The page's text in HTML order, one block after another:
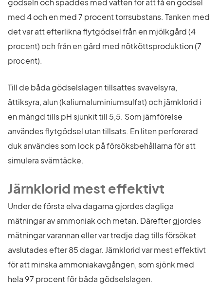
gödseln och späddes med vatten för att få en gödsel
med 4 och en med 7 procent torrsubstans. Tanken med
det var att efterlikna flytgödsel från en mjölkgård (4
procent) och från en gård med nötköttsproduktion (7
procent).
Till de båda gödselslagen tillsattes svavelsyra,
ättiksyra, alun (kaliumaluminiumsulfat) och järnklorid i
en mängd tills pH sjunkit till 5,5. Som jämförelse
användes flytgödsel utan tillsats. En liten perforerad
duk användes som lock på försöksbehållarna för att
simulera svämtäcke.
Järnklorid mest effektivt
Under de första elva dagarna gjordes dagliga
mätningar av ammoniak och metan. Därefter gjordes
mätningar varannan eller var tredje dag tills försöket
avslutades efter 85 dagar. Järnklorid var mest effektivt
för att minska ammoniakavgången, som sjönk med
hela 97 procent för båda gödselslagen.